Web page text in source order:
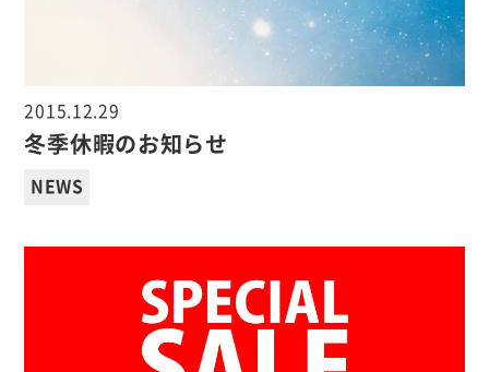
2015.12.29
冬季休暇のお知らせ
NEWS